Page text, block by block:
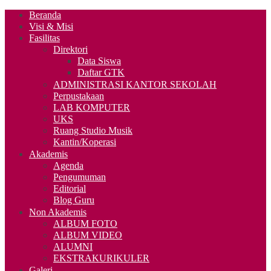
Beranda
Visi & Misi
Fasilitas
Direktori
Data Siswa
Daftar GTK
ADMINISTRASI KANTOR SEKOLAH
Perpustakaan
LAB KOMPUTER
UKS
Ruang Studio Musik
Kantin/Koperasi
Akademis
Agenda
Pengumuman
Editorial
Blog Guru
Non Akademis
ALBUM FOTO
ALBUM VIDEO
ALUMNI
EKSTRAKURIKULER